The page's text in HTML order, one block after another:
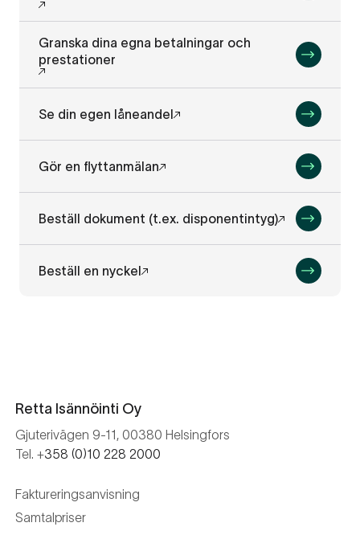
Granska dina egna betalningar och
prestationer
Se din egen låneandel
Gör en flyttanmälan
Beställ dokument (t.ex. disponentintyg)
Beställ en nyckel
Retta Isännöinti Oy
Gjuterivägen 9-11, 00380 Helsingfors
Tel. +358 (0)10 228 2000
Faktureringsanvisning
Samtalpriser